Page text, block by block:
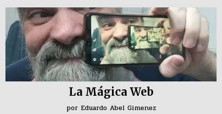
Skip
content
La Mágica Web
por Eduardo Abel Gimenez